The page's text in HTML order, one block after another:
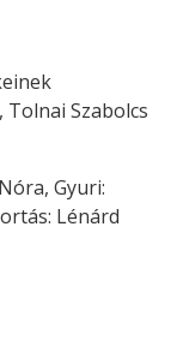
Szabolcs
Gyuri:
Lénárd